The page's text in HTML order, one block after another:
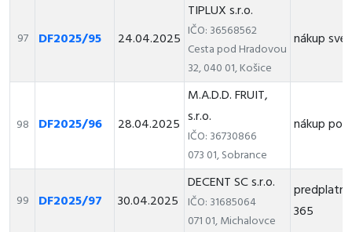
97 DF2025/95 24.04.2025
TIPLUX s.r.o.
IČO: 36568562
Cesta pod Hradovou
32, 040 01, Košice
nákup
98 DF2025/96 28.04.2025
M.A.D.D. FRUIT,
s.r.o.
IČO: 36730866
073 01, Sobrance
nákup
99 DF2025/97 30.04.2025
DECENT SC s.r.o.
IČO: 31685064
071 01, Michalovce
365